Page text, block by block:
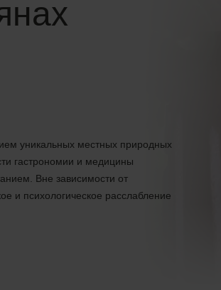
уникальных местных природных
гастрономии и медицины
Вне зависимости от
и психологическое расслабление